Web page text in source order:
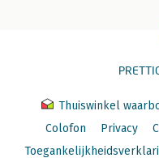
Thuiswinkel
Colofon
Privacy